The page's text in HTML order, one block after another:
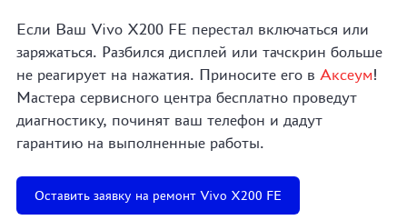
Если Ваш Vivo X200 FE перестал включаться или
заряжаться. Разбился дисплей или тачскрин больше
не реагирует на нажатия. Приносите его в Аксеум!
Мастера сервисного центра бесплатно проведут
диагностику, починят ваш телефон и дадут
гарантию на выполненные работы.
Оставить заявку на ремонт Vivo X200 FE